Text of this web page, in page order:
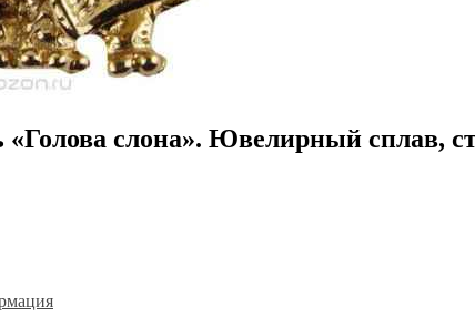
слона». Ювелирный сплав,